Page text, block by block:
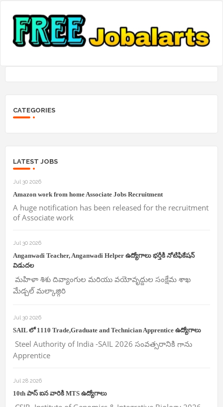
CATEGORIES
LATEST JOBS
Jul 30 2026
Amazon work from home Associate Jobs Recruitment
A huge notification has been released for the recruitment
of Associate work
Jul 30 2026
Anganwadi Teacher, Anganwadi Helper ఉద్యోగాలు భర్తీకి నోటిఫికేషన్
విడుదల
మహిళా శిశు దివ్యాంగుల మరియు వయోవృద్దుల సంక్షేమ శాఖ
మేడ్చల్ మల్కాజ్గిరి
Jul 30 2026
SAIL లో 1110 Trade,Graduate and Technician Apprentice ఉద్యోగాలు
Steel Authority of India -SAIL 2026 సంవత్సరానికి గాను
Apprentice
Jul 28 2026
10th పాస్ ఐన వారికి MTS ఉద్యోగాలు